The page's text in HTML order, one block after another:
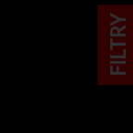
FILTRY